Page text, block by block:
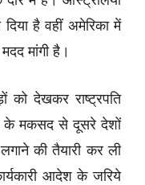
है वहीं अमेरिका में
मांगी है।
को देखकर राष्ट्रपति
के मकसद से दूसरे देशों
की तैयारी कर ली
आदेश के जरिये